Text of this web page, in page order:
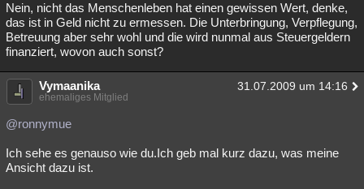
Nein, nicht das Menschenleben hat einen gewissen Wert, denke,
das ist in Geld nicht zu ermessen. Die Unterbringung, Verpflegung,
Betreuung aber sehr wohl und die wird nunmal aus Steuergeldern
finanziert, wovon auch sonst?
Vymaanika 31.07.2009 um 14:16
ehemaliges Mitglied
@ronnymue
Ich sehe es genauso wie du.Ich geb mal kurz dazu, was meine
Ansicht dazu ist.